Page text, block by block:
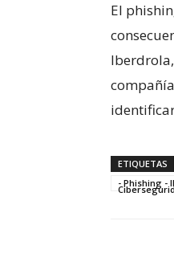
El
ETIQUETAS
- Phishing -